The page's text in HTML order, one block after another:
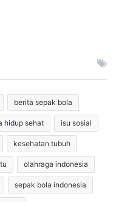
berita sepak bola
hidup sehat isu sosial
kesehatan tubuh
olahraga indonesia
sepak bola indonesia